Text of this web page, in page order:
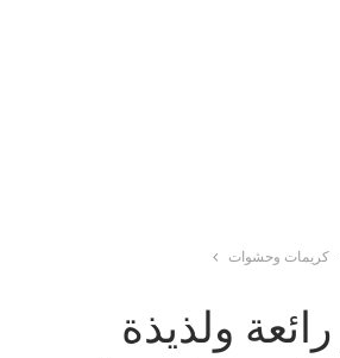
كريمات وحشوات
ولذيذة